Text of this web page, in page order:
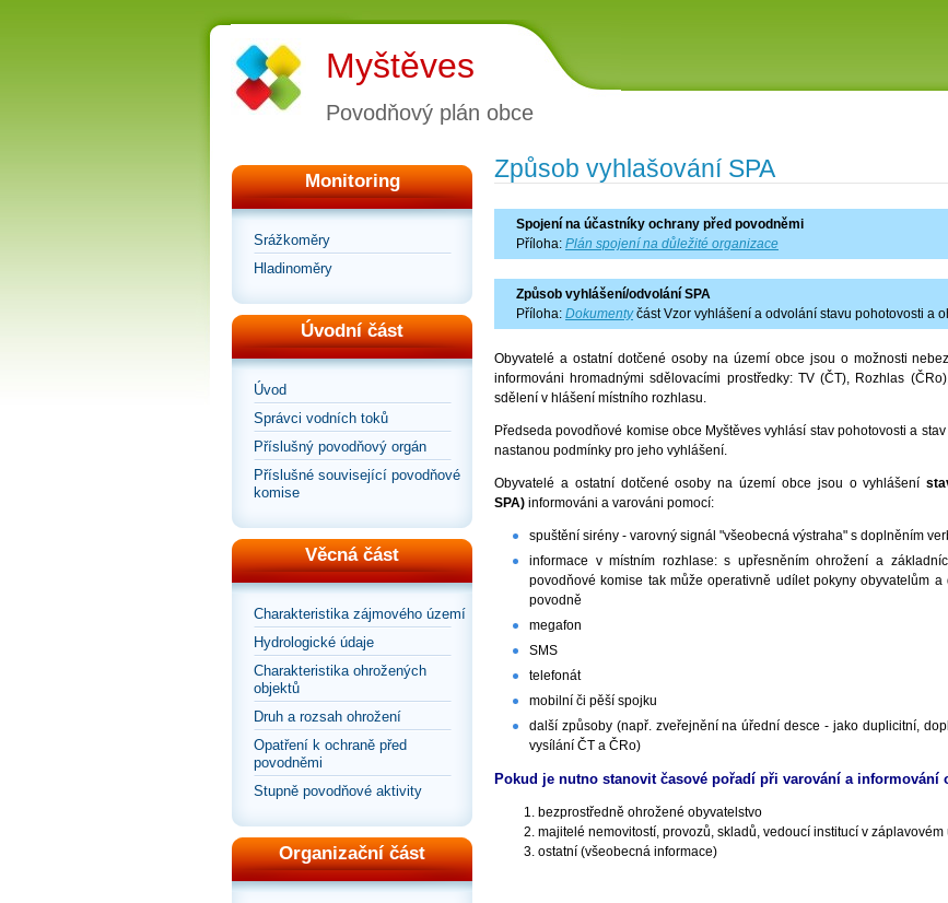
Myštěves
Povodňový plán obce
Monitoring
Srážkoměry
Hladinoměry
Úvodní část
Úvod
Správci vodních toků
Příslušný povodňový orgán
Příslušné související povodňové
komise
Věcná část
Charakteristika zájmového území
Hydrologické údaje
Charakteristika ohrožených
objektů
Druh a rozsah ohrožení
Opatření k ochraně před
povodněmi
Stupně povodňové aktivity
Organizační část
Způsob vyhlašování SPA
Spojení na účastníky ochrany před povodněmi
Příloha: Plán spojení na důležité organizace
Způsob vyhlášení/odvolání SPA
Příloha: Dokumentyčást Vzor vyhlášení a odvolání stavu pohotovosti a
Obyvatelé a ostatní dotčené osoby na území obce jsou o možnosti
informováni hromadnými sdělovacími prostředky: TV (ČT), Rozhlas
sdělení v hlášení místního rozhlasu.
Předseda povodňové komise obce Myštěves vyhlásí stav pohotovosti a
nastanou podmínky pro jeho vyhlášení.
Obyvatelé a ostatní dotčené osoby na území obce jsou o vyhlášení
SPA) informováni a varováni pomocí:
spuštění sirény - varovný signál "všeobecná výstraha" s doplněním
informace v místním rozhlase: s upřesněním ohrožení a
povodňové komise tak může operativně udílet pokyny obyvatelům
povodně
megafon
SMS
telefonát
mobilní či pěší spojku
další způsoby (např. zveřejnění na úřední desce - jako duplicitní,
vysílání ČT a ČRo)
Pokud je nutno stanovit časové pořadí při varování a informování
bezprostředně ohrožené obyvatelstvo
majitelé nemovitostí, provozů, skladů, vedoucí institucí v
ostatní (všeobecná informace)